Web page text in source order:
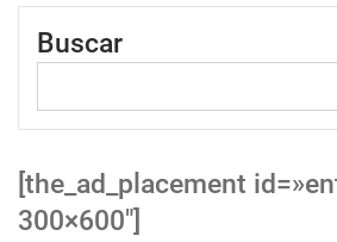
Buscar
[the_ad_placement
300×600″]